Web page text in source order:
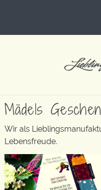
Mädels
Wir als
Lebensfreude.